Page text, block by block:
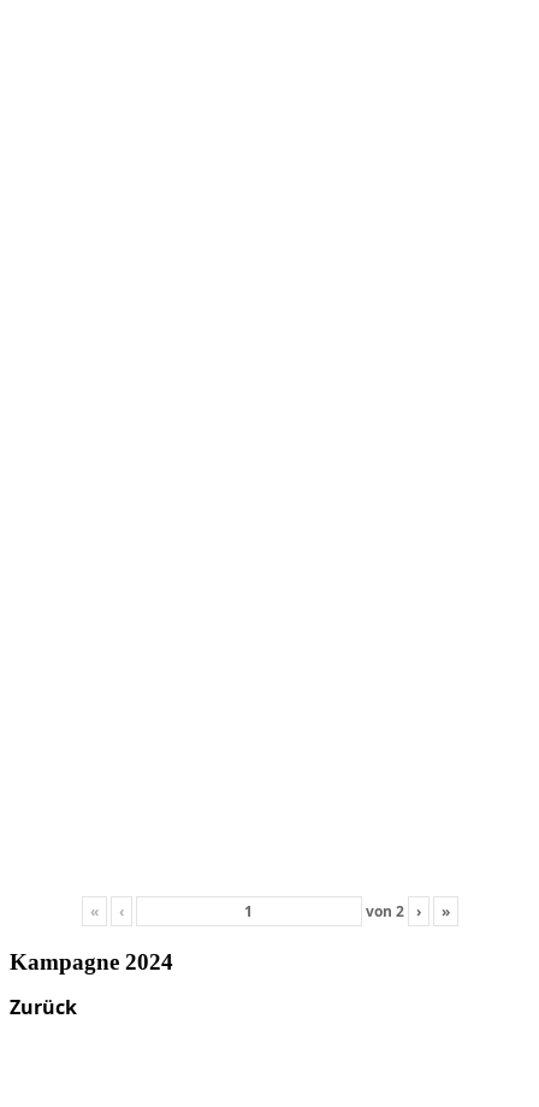
« ‹ von 2 › »
Kampagne 2024
Zurück